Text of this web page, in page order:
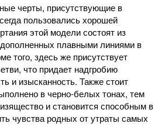
черты, присутствующие в
пользовались хорошей
этой модели состоят из
плавными линиями в
того, здесь же присутствует
что придает надгробию
и изысканность. Также стоит
в черно-белых тонах, тем
и становится способным в
чувства родных от утраты самых